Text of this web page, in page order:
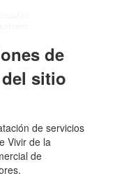
de
sitio
de servicios
Vivir de la
de